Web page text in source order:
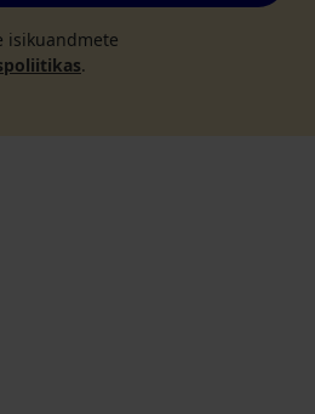
isikuandmete
.